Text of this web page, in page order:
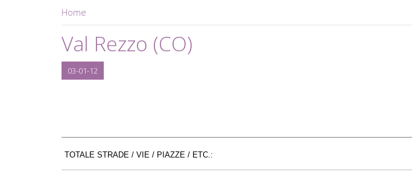
Home
Val Rezzo (CO)
03-01-12
TOTALE STRADE / VIE / PIAZZE / ETC.: